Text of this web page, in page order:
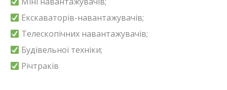
Екскаваторів-навантажувачів;
Телескопічних навантажувачів;
Будівельної техніки;
Річтраків